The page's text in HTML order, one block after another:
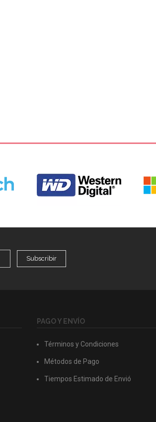
Subscribir
PAGO Y ENVÍO
Términos y Condiciones
Métodos de Pago
Tiempos Estimado de Envió